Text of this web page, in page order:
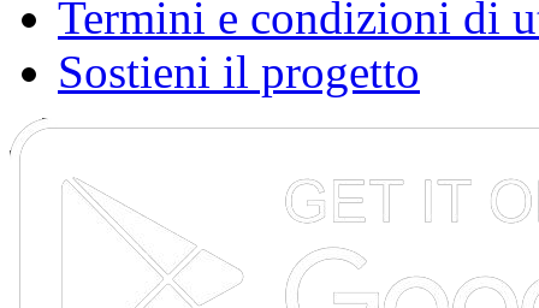
Termini e condizioni di
Sostieni il progetto